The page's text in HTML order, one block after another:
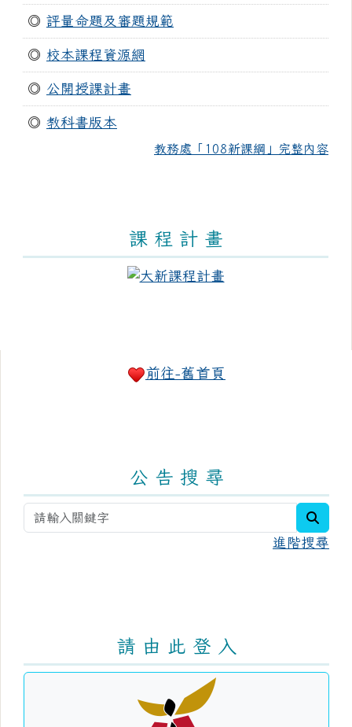
◎ 評量命題及審題規範
◎ 校本課程資源網
◎ 公開授課計畫
◎ 教科書版本
教務處「108新課綱」完整內容
課 程 計 畫
前往-舊首頁
公 告 搜 尋
進階搜尋
請 由 此 登 入